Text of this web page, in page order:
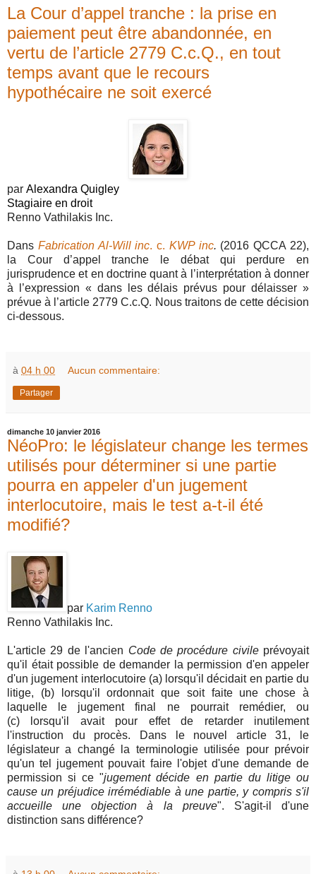
La Cour d’appel tranche : la prise en
paiement peut être abandonnée, en
vertu de l’article 2779 C.c.Q., en tout
temps avant que le recours
hypothécaire ne soit exercé
par Alexandra Quigley
Stagiaire en droit
Renno Vathilakis Inc.
Dans Fabrication Al-Will inc. c. KWP inc. (2016 QCCA 22),
la Cour d’appel tranche le débat qui perdure en
jurisprudence et en doctrine quant à l’interprétation à donner
à l’expression « dans les délais prévus pour délaisser »
prévue à l’article 2779 C.c.Q. Nous traitons de cette décision
ci-dessous.
à 04 h 00 Aucun commentaire:
Partager
dimanche 10 janvier 2016
NéoPro: le législateur change les termes
utilisés pour déterminer si une partie
pourra en appeler d'un jugement
interlocutoire, mais le test a-t-il été
modifié?
par Karim Renno
Renno Vathilakis Inc.
L'article 29 de l'ancien Code de procédure civileprévoyait
qu'il était possible de demander la permission d'en appeler
d'un jugement interlocutoire (a) lorsqu'il décidait en partie du
litige, (b)
lorsqu'il ordonnait que soit faite une chose à
laquelle le jugement final ne pourrait remédier, ou
(c)
lorsqu'il avait pour effet de retarder inutilement
l'instruction du procès. Dans le nouvel article 31, le
législateur a changé la terminologie utilisée pour prévoir
qu'un tel jugement pouvait faire l'objet d'une demande de
permissionsi ce "jugement décide en partie du litige ou
cause un préjudice irrémédiable à une partie, y compris s'il
accueille une objection à la preuve". S'agit-il d'une
distinction sans différence?